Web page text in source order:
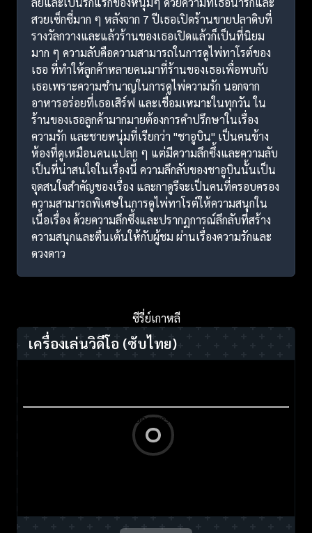
สวยเซ็กซี่มาก ๆ หลังจาก 7 ปีเธอเปิดร้านขายปลาดิบที่
รางวัลกวางและแล้วร้านของเธอเปิดแล้วก็เป็นที่นิยม
มาก ๆ ความลับคือความสามารถในการดูไพ่ทาโรต์ของ
เธอ ที่ทำให้ลูกค้าหลายคนมาที่ร้านของเธอเพื่อพบกับ
เธอเพราะความชำนาญในการดูไพ่ความรัก นอกจาก
อาหารอร่อยที่เธอเสิร์ฟ และเชื่อมเหมาะในทุกวัน ใน
ร้านของเธอลูกค้ามากมายต้องการคำปรึกษาในเรื่อง
ความรัก และชายหนุ่มที่เรียกว่า "ชาอูบิน" เป็นคนข้าง
ห้องที่ดูเหมือนคนแปลก ๆ แต่มีความลึกซึ้งและความลับ
เป็นที่น่าสนใจในเรื่องนี้ ความลึกลับของชาอูบินนั้นเป็น
จุดสนใจสำคัญของเรื่อง และกาดูรีจะเป็นคนที่ครอบครอง
ความสามารถพิเศษในการดูไพ่ทาโรต์ให้ความสนุกใน
เนื้อเรื่อง ด้วยความลึกซึ้งและปรากฏการณ์ลึกลับที่สร้าง
ความสนุกและตื่นเต้นให้กับผู้ชม ผ่านเรื่องความรักและ
ดวงดาว
ซีรี่ย์เกาหลี
เครื่องเล่นวิดีโอ (ซับไทย)